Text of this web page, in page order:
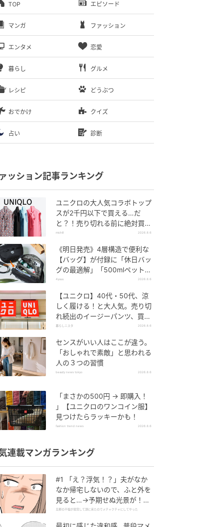
TOP エピソード
マンガ ファッション
エンタメ 恋愛
暮らし グルメ
レシピ どうぶつ
おでかけ クイズ
占い 診断
ッション記事ランキング
ユニクロの大人気コラボトップ
スが2千円以下で買える…だ
と？！売り切れる前に絶対買
い！
michill 2026.8.6
《明日発売》4層構造で便利な
【バッグ】が付録に「休日バッ
グの最適解」「500mlペットボ
トルも入る」
4yuuu 2026.8.6
【ユニクロ】40代・50代、涼
しく履ける！と大人気。売り切
れ続出のイージーパンツ、買っ
てみた！
暮らしニスタ 2026.8.6
センスがいい人はここが違う。
「おしゃれで素敵」と思われる
人の３つの習慣
beauty news tokyo 2026.8.6
「まさかの500円 → 即購入！
」【ユニクロのワンコイン服】
見つけたらラッキーかも！
fashion trend news 2026.8.6
連載マンガランキング
#1 「え？浮気！？」夫がなか
なか帰宅しないので、ふと外を
見ると…→予期せぬ光景が！｜
旦那の不倫が発覚して頭に来た
旦那の不倫が発覚して頭に来たのでメチャクチャにしてやった